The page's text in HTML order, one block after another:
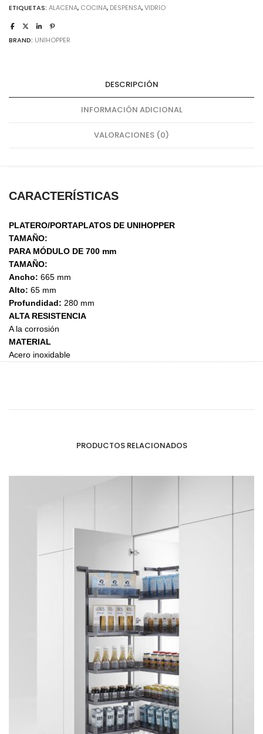
mm
cantidad
ETIQUETAS: ALACENA, COCINA, DESPENSA,VIDRIO
BRAND: UNIHOPPER
DESCRIPCIÓN
INFORMACIÓN ADICIONAL
VALORACIONES (0)
CARACTERÍSTICAS
PLATERO/PORTAPLATOS DE UNIHOPPER
TAMAÑO:
PARA MÓDULO DE 700 mm
TAMAÑO:
Ancho: 665 mm
Alto: 65 mm
Profundidad: 280 mm
ALTA RESISTENCIA
A la corrosión
MATERIAL
Acero inoxidable
PRODUCTOS RELACIONADOS